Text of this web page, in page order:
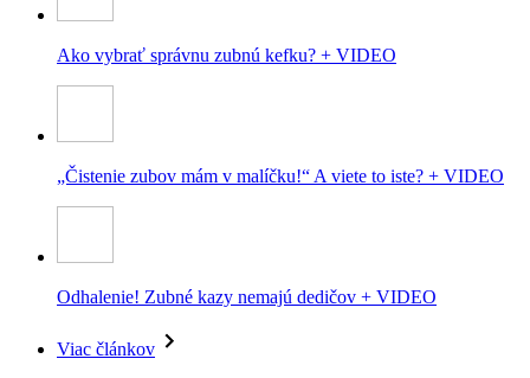
Ako vybrať správnu zubnú kefku? + VIDEO
„Čistenie zubov mám v malíčku!“ A viete to iste? + VIDEO
Odhalenie! Zubné kazy nemajú dedičov + VIDEO
Viac článkov